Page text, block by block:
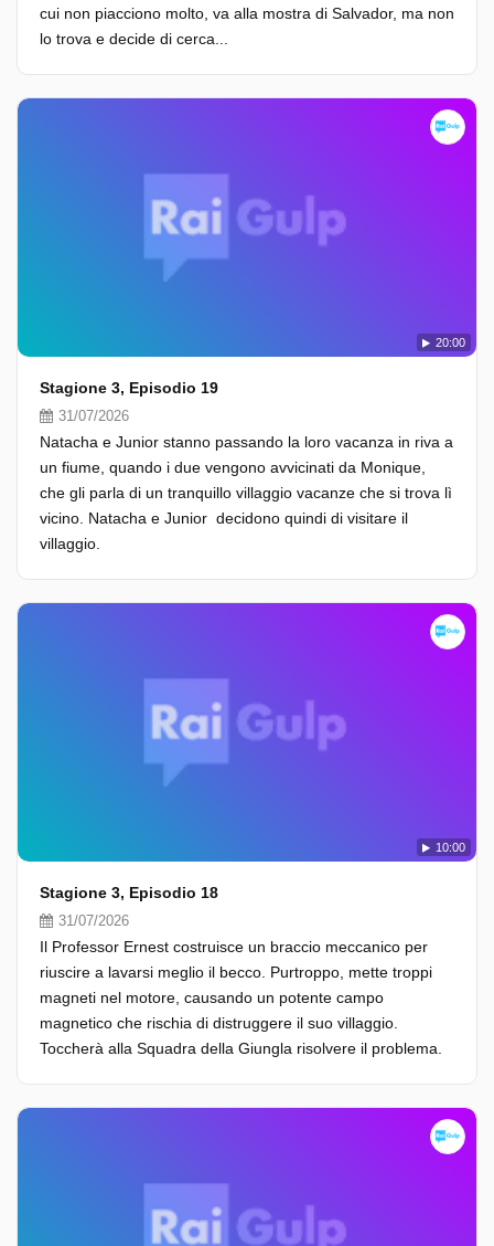
cui non piacciono molto, va alla mostra di Salvador, ma non
lo trova e decide di cerca...
20:00
Stagione 3, Episodio 19
31/07/2026
Natacha e Junior stanno passando la loro vacanza in riva a
un fiume, quando i due vengono avvicinati da Monique,
che gli parla di un tranquillo villaggio vacanze che si trova lì
vicino. Natacha e Junior decidono quindi di visitare il
villaggio.
10:00
Stagione 3, Episodio 18
31/07/2026
Il Professor Ernest costruisce un braccio meccanico per
riuscire a lavarsi meglio il becco. Purtroppo, mette troppi
magneti nel motore, causando un potente campo
magnetico che rischia di distruggere il suo villaggio.
Toccherà alla Squadra della Giungla risolvere il problema.